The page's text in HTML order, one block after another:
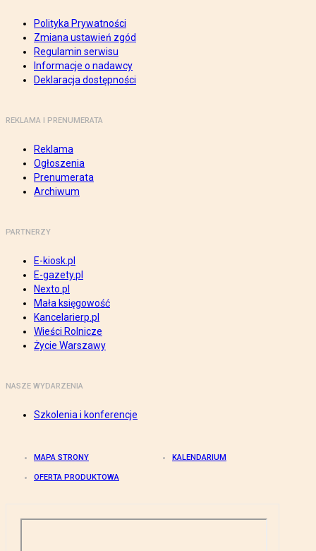
Polityka Prywatności
Zmiana ustawień zgód
Regulamin serwisu
Informacje o nadawcy
Deklaracja dostępności
REKLAMA I PRENUMERATA
Reklama
Ogłoszenia
Prenumerata
Archiwum
PARTNERZY
E-kiosk.pl
E-gazety.pl
Nexto.pl
Mała księgowość
Kancelarierp.pl
Wieści Rolnicze
Życie Warszawy
NASZE WYDARZENIA
Szkolenia i konferencje
MAPA STRONY KALENDARIUM
OFERTA PRODUKTOWA